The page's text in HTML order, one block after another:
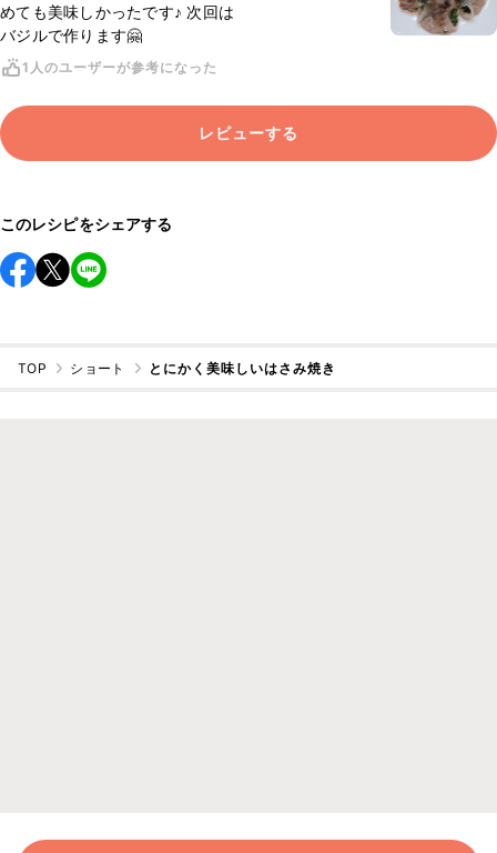
めても美味しかったです♪ 次回は
バジルで作ります🤗
1人のユーザーが参考になった
レビューする
このレシピをシェアする
TOP ショート とにかく美味しいはさみ焼き